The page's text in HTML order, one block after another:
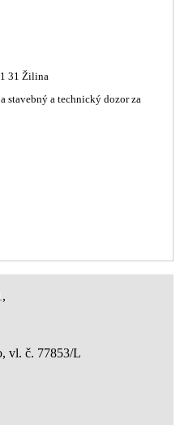
31 Žilina
stavebný a technický dozor za
vl. č. 77853/L